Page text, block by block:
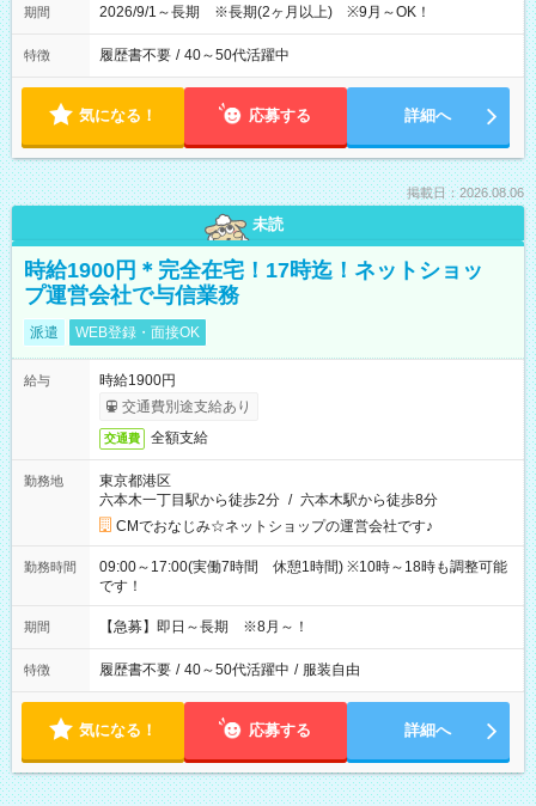
期間 2026/9/1～長期 ※長期(2ヶ月以上) ※9月～OK！
特徴 履歴書不要 / 40～50代活躍中
気になる！ 応募する 詳細へ
掲載日：2026.08.06
未読
時給1900円＊完全在宅！17時迄！ネットショッ
プ運営会社で与信業務
派遣 WEB登録・面接OK
給与
時給1900円
交通費別途支給あり
交通費 全額支給
勤務地
東京都港区
六本木一丁目駅から徒歩2分 / 六本木駅から徒歩8分
CMでおなじみ☆ネットショップの運営会社です♪
勤務時間
09:00～17:00(実働7時間 休憩1時間) ※10時～18時も調整可能
です！
期間 【急募】即日～長期 ※8月～！
特徴 履歴書不要 / 40～50代活躍中 / 服装自由
気になる！ 応募する 詳細へ